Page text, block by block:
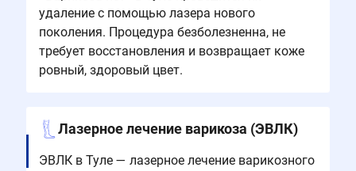
удаление с помощью лазера нового
поколения. Процедура безболезненна, не
требует восстановления и возвращает коже
ровный, здоровый цвет.
Лазерное лечение варикоза (ЭВЛК)
ЭВЛК в Туле — лазерное лечение варикозного